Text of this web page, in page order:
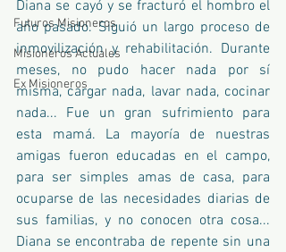
Futuros Misioneros
Misioneros Actuales
Ex Misioneros
Diana se cayó y se fracturó el hombro el
año pasado. Siguió un largo proceso de
inmovilización y rehabilitación. Durante
meses, no pudo hacer nada por sí
misma, cargar nada, lavar nada, cocinar
nada... Fue un gran sufrimiento para
esta mamá. La mayoría de nuestras
amigas fueron educadas en el campo,
para ser simples amas de casa, para
ocuparse de las necesidades diarias de
sus familias, y no conocen otra cosa...
Diana se encontraba de repente sin una